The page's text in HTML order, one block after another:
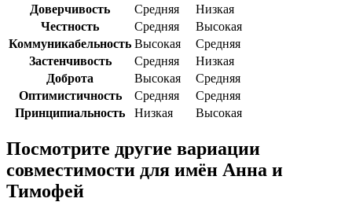
Доверчивость
Средняя
Низкая
Честность
Средняя
Высокая
Коммуникабельность Высокая
Средняя
Застенчивость
Средняя
Низкая
Доброта
Высокая
Средняя
Оптимистичность
Средняя
Средняя
Принципиальность
Низкая Высокая
Посмотрите другие вариации
совместимости для имён Анна и
Тимофей